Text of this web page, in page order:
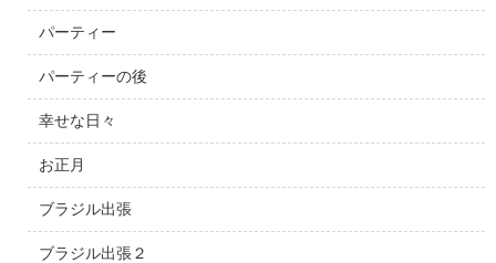
パーティー
パーティーの後
幸せな日々
お正月
ブラジル出張
ブラジル出張２